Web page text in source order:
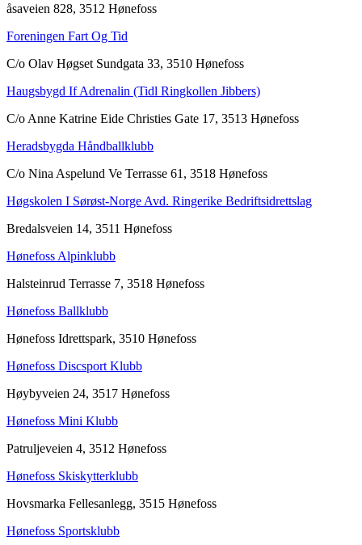
åsaveien 828, 3512 Hønefoss
Foreningen Fart Og Tid
C/o Olav Høgset Sundgata 33, 3510 Hønefoss
Haugsbygd If Adrenalin (Tidl Ringkollen Jibbers)
C/o Anne Katrine Eide Christies Gate 17, 3513 Hønefoss
Heradsbygda Håndballklubb
C/o Nina Aspelund Ve Terrasse 61, 3518 Hønefoss
Høgskolen I Sørøst-Norge Avd. Ringerike Bedriftsidrettslag
Bredalsveien 14, 3511 Hønefoss
Hønefoss Alpinklubb
Halsteinrud Terrasse 7, 3518 Hønefoss
Hønefoss Ballklubb
Hønefoss Idrettspark, 3510 Hønefoss
Hønefoss Discsport Klubb
Høybyveien 24, 3517 Hønefoss
Hønefoss Mini Klubb
Patruljeveien 4, 3512 Hønefoss
Hønefoss Skiskytterklubb
Hovsmarka Fellesanlegg, 3515 Hønefoss
Hønefoss Sportsklubb